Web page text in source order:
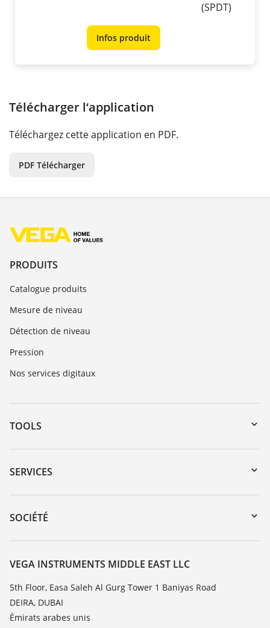
(SPDT)
Infos produit
Télécharger l‘application
Téléchargez cette application en PDF.
PDF Télécharger
PRODUITS
Catalogue produits
Mesure de niveau
Détection de niveau
Pression
Nos services digitaux
TOOLS
Téléchargements
Recherche par numéro de série
DTM Collection/PACTware
SERVICES
Retour d'appareil
Formations
TeamViewer
SOCIÉTÉ
À propos de VEGA
Contact
News
Presse
Blog
VEGA INSTRUMENTS MIDDLE EAST LLC
5th Floor, Easa Saleh Al Gurg Tower 1 Baniyas Road
DEIRA, DUBAI
Émirats arabes unis